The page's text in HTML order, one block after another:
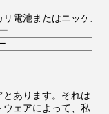
リ電池またはニッケル
あります。それは
ェアによって、私